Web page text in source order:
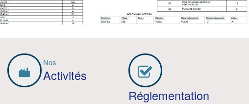
Nos
Activités
Réglementation